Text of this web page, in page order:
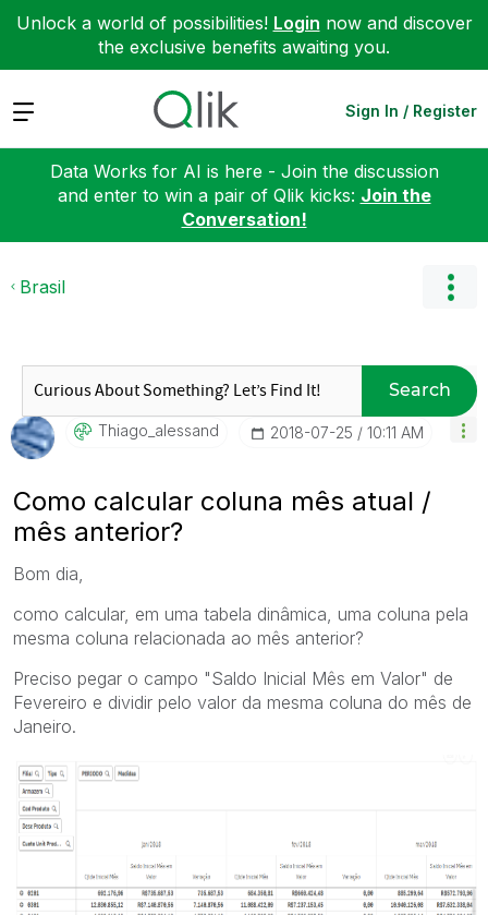
Unlock a world of possibilities! Login now and discover
the exclusive benefits awaiting you.
Expand Sign In / Register
Data Works for AI is here - Join the discussion
and enter to win a pair of Qlik kicks: Join the
Conversation!
Brasil
Search
Thiago_alessand ‎2018-07-25 10:11 AM
Como calcular coluna mês atual /
mês anterior?
Bom dia,
como calcular, em uma tabela dinâmica, uma coluna pela
mesma coluna relacionada ao mês anterior?
Preciso pegar o campo "Saldo Inicial Mês em Valor" de
Fevereiro e dividir pelo valor da mesma coluna do mês de
Janeiro.